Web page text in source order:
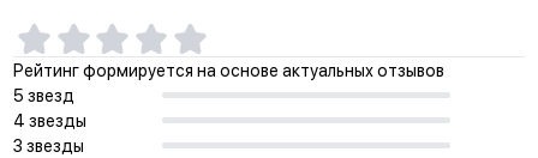
Рейтинг формируется на основе актуальных отзывов
5 звезд
4 звезды
3 звезды